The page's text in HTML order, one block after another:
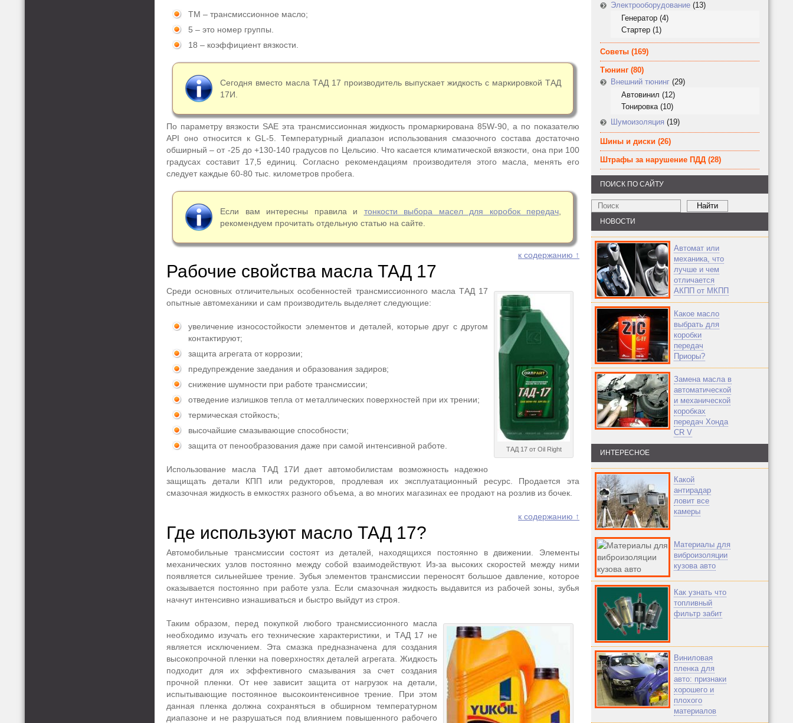
ТМ – трансмиссионное масло;
5 – это номер группы.
18 – коэффициент вязкости.
Сегодня вместо масла ТАД 17 производитель выпускает жидкость с маркировкой ТАД
17И.
По параметру вязкости SAE эта трансмиссионная жидкость промаркирована 85W-90, а по показателю
API оно относится к GL-5. Температурный диапазон использования смазочного состава достаточно
обширный – от -25 до +130-140 градусов по Цельсию. Что касается климатической вязкости, она при 100
градусах составит 17,5 единиц. Согласно рекомендациям производителя этого масла, менять его
следует каждые 60-80 тыс. километров пробега.
Если вам интересны правила и тонкости выбора масел для коробок передач
рекомендуем прочитать отдельную статью на сайте.
к содержанию ↑
Рабочие свойства масла ТАД 17
ТАД 17 от Oil Right
Среди основных отличительных особенностей трансмиссионного масла ТАД 17
опытные автомеханики и сам производитель выделяет следующие:
увеличение износостойкости элементов и деталей, которые друг с другом
контактируют;
защита агрегата от коррозии;
предупреждение заедания и образования задиров;
снижение шумности при работе трансмиссии;
отведение излишков тепла от металлических поверхностей при их трении;
термическая стойкость;
высочайшие смазывающие способности;
защита от пенообразования даже при самой интенсивной работе.
Использование масла ТАД 17И дает автомобилистам возможность надежно
защищать детали КПП или редукторов, продлевая их эксплуатационный ресурс. Продается эта
смазочная жидкость в емкостях разного объема, а во многих магазинах ее продают на розлив из бочек.
к содержанию ↑
Где используют масло ТАД 17?
Автомобильные трансмиссии состоят из деталей, находящихся постоянно в движении. Элементы
механических узлов постоянно между собой взаимодействуют. Из-за высоких скоростей между ними
появляется сильнейшее трение. Зубья элементов трансмиссии переносят большое давление, которое
оказывается постоянно при работе узла. Если смазочная жидкость выдавится из рабочей зоны, зубья
начнут интенсивно изнашиваться и быстро выйдут из строя.
Таким образом, перед покупкой любого трансмиссионного масла
необходимо изучать его технические характеристики, и ТАД 17 не
является исключением. Эта смазка предназначена для создания
высокопрочной пленки на поверхностях деталей агрегата. Жидкость
подходит для их эффективного смазывания за счет создания
прочной пленки. От нее зависит защита от нагрузок на детали,
испытывающие постоянное высокоинтенсивное трение. При этом
данная пленка должна сохраняться в обширном температурном
диапазоне и не разрушаться под влиянием повышенного рабочего
Электрооборудование (13)
Генератор (4)
Стартер (1)
Советы (169)
Тюнинг (80)
Внешний тюнинг (29)
Автовинил (12)
Тонировка(10)
Шумоизоляция (19)
Шины и диски (26)
Штрафы за нарушение ПДД (28)
ПОИСК ПО САЙТУ
НОВОСТИ
Автомат или
механика, что
лучше и чем
отличается
АКПП от МКПП
Какое масло
выбрать для
коробки
передач
Приоры?
Замена масла в
автоматической
и механической
коробках
передач Хонда
CR V
ИНТЕРЕСНОЕ
Какой
антирадар
ловит все
камеры
Материалы для
виброизоляции
кузова авто
Как узнать что
топливный
фильтр забит
Виниловая
пленка для
авто: признаки
хорошего и
плохого
материалов